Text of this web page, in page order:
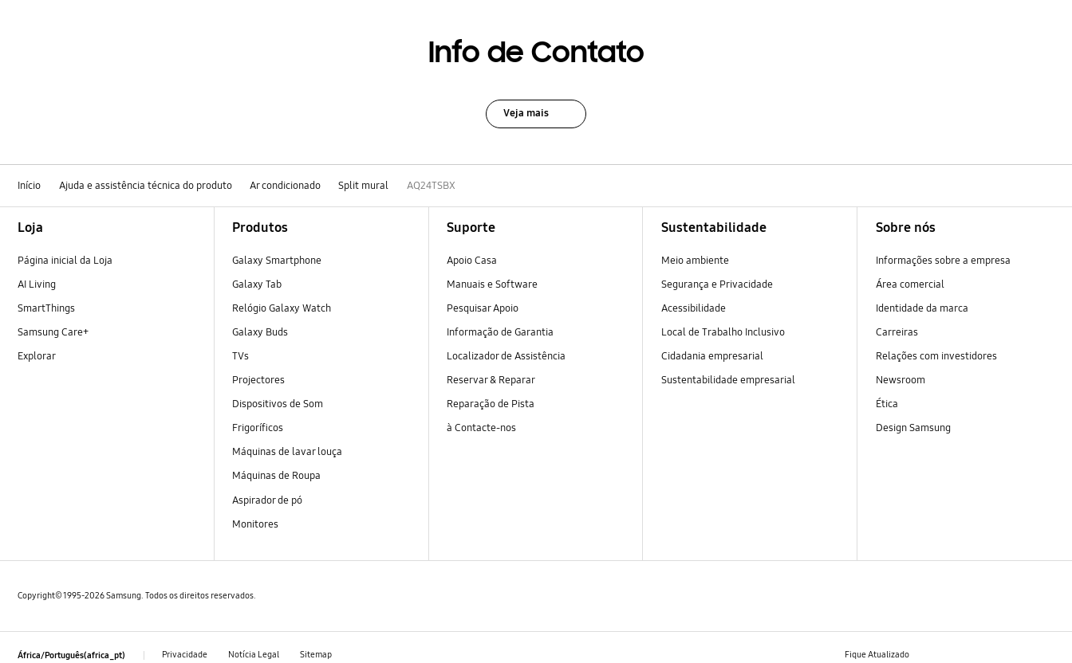
Info de Contato
Veja mais
Início Ajuda e assistência técnica do produto Ar condicionado Split mural AQ24TSBX
Loja
Página inicial da Loja
AI Living
SmartThings
Samsung Care+
Explorar
Produtos
Galaxy Smartphone
Galaxy Tab
Relógio Galaxy Watch
Galaxy Buds
TVs
Projectores
Dispositivos de Som
Frigoríficos
Máquinas de lavar louça
Máquinas de Roupa
Aspirador de pó
Monitores
Suporte
Apoio Casa
Manuais e Software
Pesquisar Apoio
Informação de Garantia
Localizador de Assistência
Reservar & Reparar
Reparação de Pista
à Contacte-nos
Sustentabilidade
Meio ambiente
Segurança e Privacidade
Acessibilidade
Local de Trabalho Inclusivo
Cidadania empresarial
Sustentabilidade empresarial
Sobre nós
Informações sobre a empresa
Área comercial
Identidade da marca
Carreiras
Relações com investidores
Newsroom
Ética
Design Samsung
Copyright© 1995-2026 Samsung. Todos os direitos reservados.
África/Português(africa_pt) Privacidade Notícia Legal Sitemap Fique Atualizado